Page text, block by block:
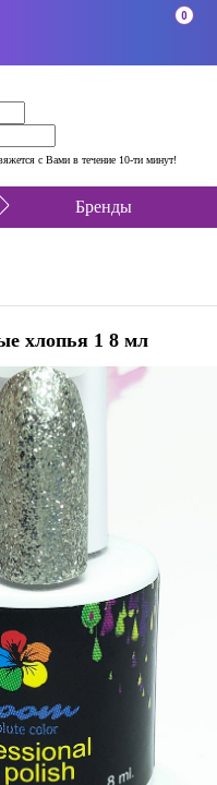
с Вами в течение 10-ти минут!
0
Бренды
хлопья 1 8 мл